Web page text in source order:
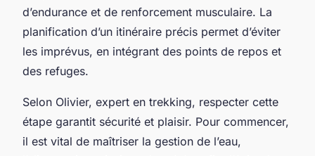
d’endurance et de renforcement musculaire. La
planification d’un itinéraire précis permet d’éviter
les imprévus, en intégrant des points de repos et
des refuges.
Selon Olivier, expert en trekking, respecter cette
étape garantit sécurité et plaisir. Pour commencer,
il est vital de maîtriser la gestion de l’eau,